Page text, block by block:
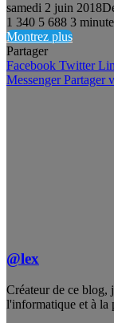
samedi 2 juin 2018
1 340 5 688 3
Montrez plus
Partager
Facebook Twitter
Messenger Partager
@lex
Créateur de ce blog,
l'informatique et à la